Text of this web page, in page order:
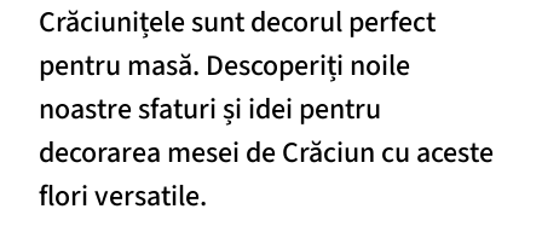
Crăciunițele sunt decorul perfect
pentru masă. Descoperiți noile
noastre sfaturi și idei pentru
decorarea mesei de Crăciun cu aceste
flori versatile.